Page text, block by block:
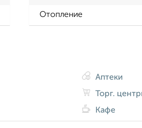
Отопление
Аптеки
Торг.
Кафе